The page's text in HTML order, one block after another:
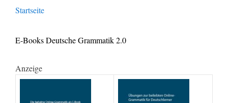
Startseite
E-Books Deutsche Grammatik 2.0
Anzeige